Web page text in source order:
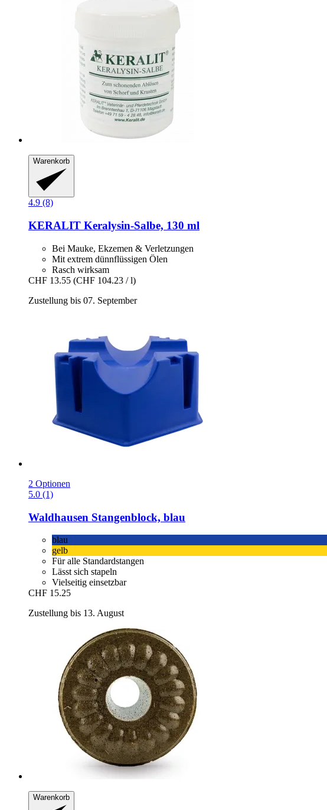
Warenkorb
4.9 (8)
KERALIT Keralysin-​Salbe, 130 ml
Bei Mauke, Ekzemen & Verletzungen
Mit extrem dünnflüssigen Ölen
Rasch wirksam
CHF 13.55 (CHF 104.23 / l)
Zustellung bis 07. September
2 Optionen
5.0 (1)
Waldhausen Stangenblock, blau
blau
gelb
Für alle Standardstangen
Lässt sich stapeln
Vielseitig einsetzbar
CHF 15.25
Zustellung bis 13. August
Warenkorb